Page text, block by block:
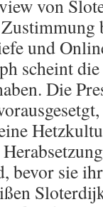
von
und
scheint
Die
bevor sie